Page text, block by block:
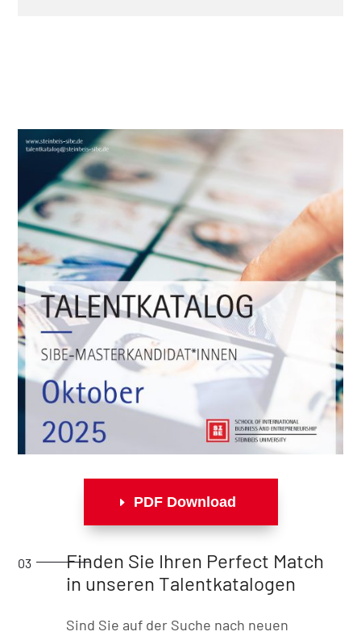
PDF Download
Finden Sie Ihren Perfect Match
in unseren Talentkatalogen
Sind Sie auf der Suche nach neuen